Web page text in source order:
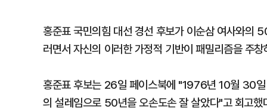
홍준표 국민의힘 대선 경선 후보가 이순삼 여사와의
러면서 자신의 이러한 가정적 기반이 패밀리즘을 주
홍준표 후보는 26일 페이스북에 "1976년 10월 30
의 설레임으로 50년을 오손도손 잘 살았다"고 회고했